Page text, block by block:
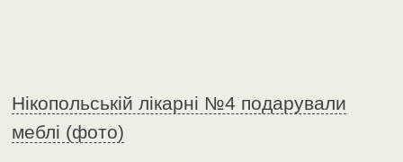
Нікопольській лікарні №4 подарували
меблі (фото)